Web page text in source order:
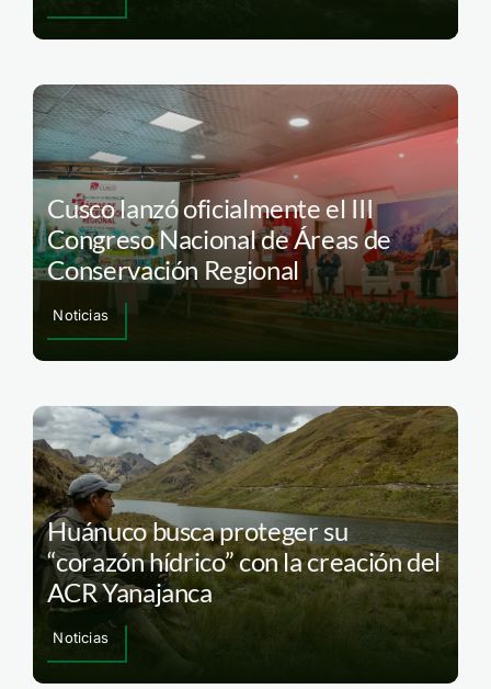
Cusco lanzó oficialmente el III
Congreso Nacional de Áreas de
Conservación Regional
Noticias
Huánuco busca proteger su
“corazón hídrico” con la creación del
ACR Yanajanca
Noticias